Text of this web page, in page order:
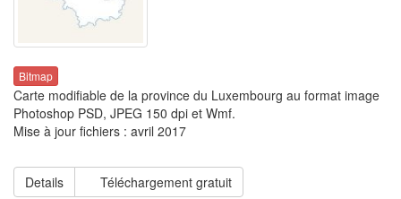
Bitmap
Carte modifiable de la province du Luxembourg au format image
Photoshop PSD, JPEG 150 dpi et Wmf.
Mise à jour fichiers : avril 2017
Details Téléchargement gratuit